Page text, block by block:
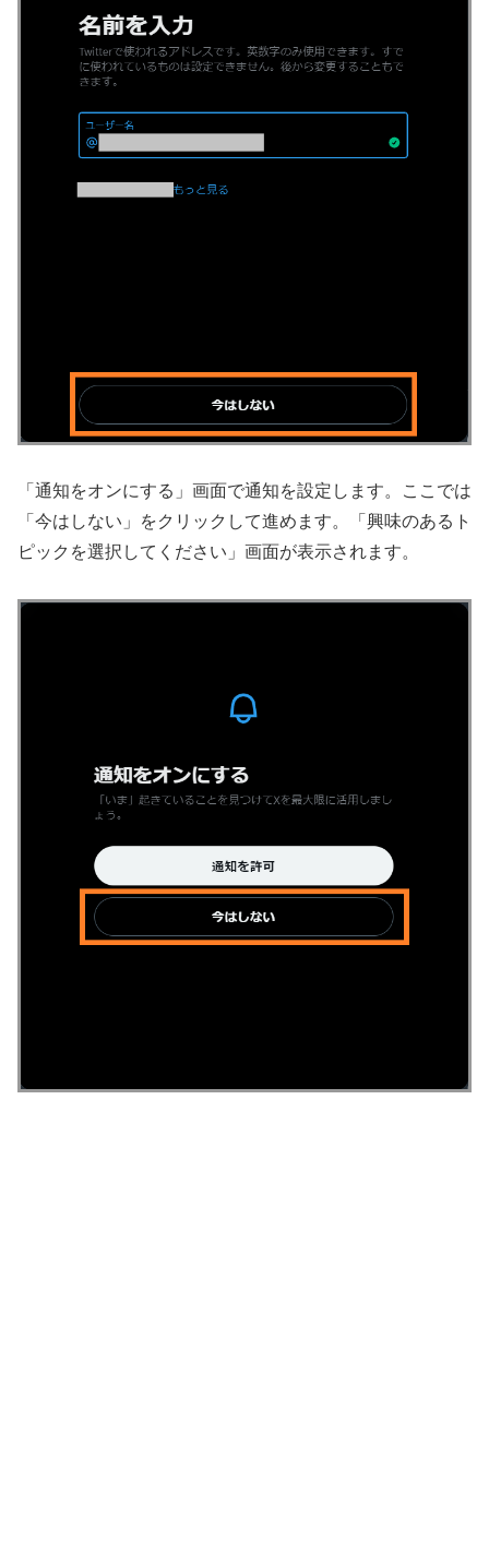
「通知をオンにする」画面で通知を設定します。ここでは
「今はしない」をクリックして進めます。「興味のあるト
ピックを選択してください」画面が表示されます。